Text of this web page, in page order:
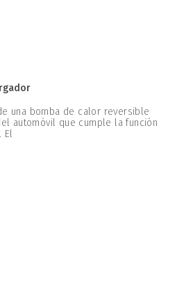
una bomba de calor reversible
automóvil que cumple la función
El